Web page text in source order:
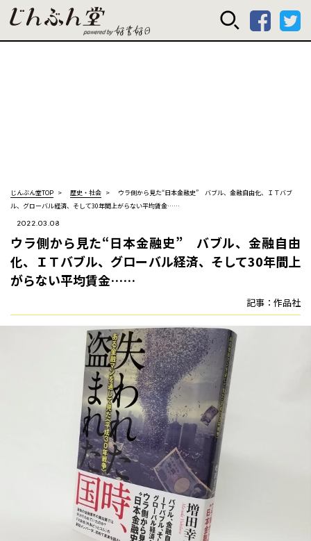
じんぶん堂
じんぶん堂TOP 歴史・社会
ウラ側から見た“日本金融史” バブル、金融自由化、ＩＴバブ
ル、グローバル経済、そして30年間上がらない平均賃金……
2022.03.08
ウラ側から見た“日本金融史” バブル、金融自由
化、ＩＴバブル、グローバル経済、そして30年間上
がらない平均賃金……
記事：作品社